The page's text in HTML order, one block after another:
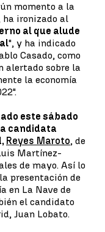
momento a la
ha ironizado al
al que alude
", y ha indicado
Casado, como
alertado sobre la
la economía
este sábado
candidata
Reyes Maroto, de
Martínez-
de mayo. Así lo
presentación de
en La Nave de
el candidato
Juan Lobato.